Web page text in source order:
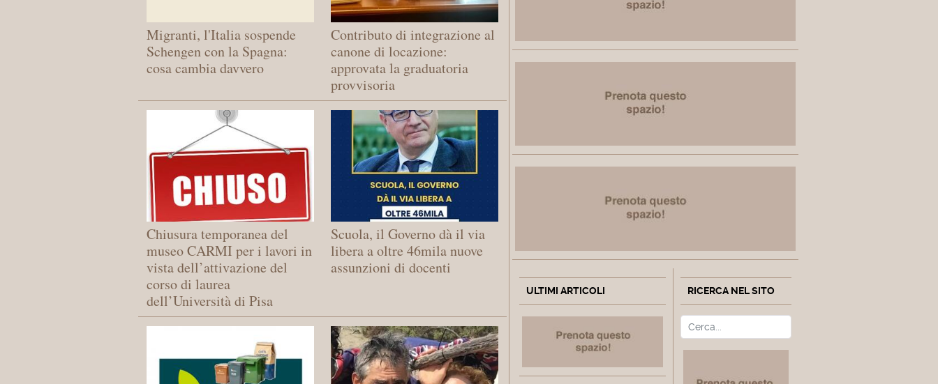
Migranti, l'Italia sospende
Schengen con la Spagna:
cosa cambia davvero
Contributo di integrazione al
canone di locazione:
approvata la graduatoria
provvisoria
Chiusura temporanea del
museo CARMI per i lavori in
vista dell’attivazione del
corso di laurea
dell’Università di Pisa
Scuola, il Governo dà il via
libera a oltre 46mila nuove
assunzioni di docenti
ULTIMI ARTICOLI RICERCA NEL SITO
Cerca Type 2 or more characters